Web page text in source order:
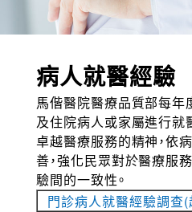
病人就醫經驗
馬偕醫院醫療品質部每年
及住院病人或家屬進行就
卓越醫療服務的精神，依
善，強化民眾對於醫療服
驗間的一致性。
門診病人就醫經驗調查(